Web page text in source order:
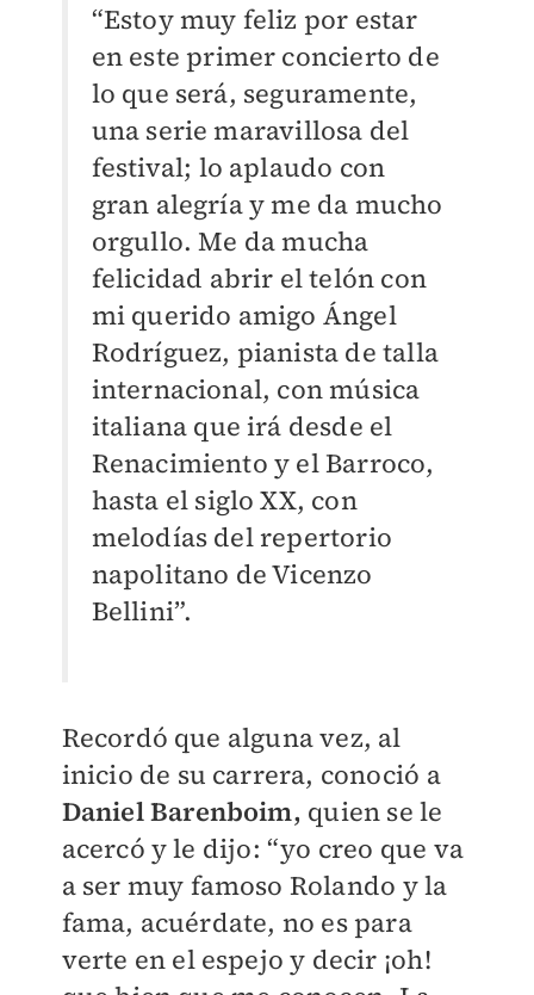
“Estoy muy feliz por estar
en este primer concierto de
lo que será, seguramente,
una serie maravillosa del
festival; lo aplaudo con
gran alegría y me da mucho
orgullo. Me da mucha
felicidad abrir el telón con
mi querido amigo Ángel
Rodríguez, pianista de talla
internacional, con música
italiana que irá desde el
Renacimiento y el Barroco,
hasta el siglo XX, con
melodías del repertorio
napolitano de Vicenzo
Bellini”.
Recordó que alguna vez, al
inicio de su carrera, conoció a
Daniel Barenboim, quien se le
acercó y le dijo: “yo creo que va
a ser muy famoso Rolando y la
fama, acuérdate, no es para
verte en el espejo y decir ¡oh!